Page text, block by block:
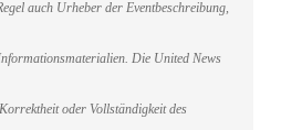
auch Urheber der Eventbeschreibung,
Die United News
oder Vollständigkeit des